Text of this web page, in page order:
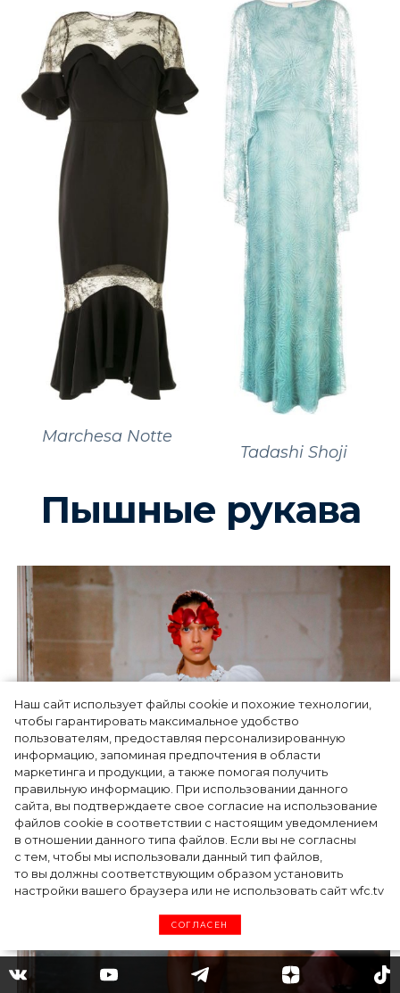
Наш сайт использует файлы cookie и похожие технологии,
чтобы гарантировать максимальное удобство
пользователям, предоставляя персонализированную
информацию, запоминая предпочтения в области
маркетинга и продукции, а также помогая получить
правильную информацию. При использовании данного
сайта, вы подтверждаете свое согласие на использование
файлов cookie в соответствии с настоящим уведомлением
в отношении данного типа файлов. Если вы не согласны
с тем, чтобы мы использовали данный тип файлов,
то вы должны соответствующим образом установить
настройки вашего браузера или не использовать сайт wfc.tv
СОГЛАСЕН
Marchesa Notte
Tadashi Shoji
Пышные рукава